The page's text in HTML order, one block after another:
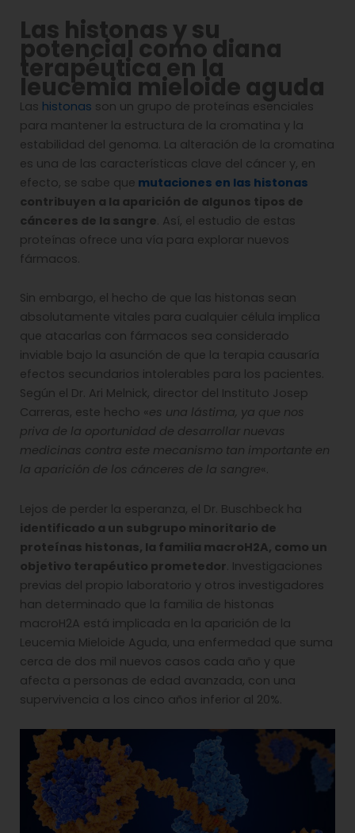
Las histonas y su
potencial como diana
terapéutica en la
leucemia mieloide aguda
Las histonas son un grupo de proteínas esenciales
para mantener la estructura de la cromatina y la
estabilidad del genoma. La alteración de la cromatina
es una de las características clave del cáncer y, en
efecto, se sabe que mutaciones en las histonas
contribuyen a la aparición de algunos tipos de
cánceres de la sangre. Así, el estudio de estas
proteínas ofrece una vía para explorar nuevos
fármacos.
Sin embargo, el hecho de que las histonas sean
absolutamente vitales para cualquier célula implica
que atacarlas con fármacos sea considerado
inviable bajo la asunción de que la terapia causaría
efectos secundarios intolerables para los pacientes.
Según el Dr. Ari Melnick, director del Instituto Josep
Carreras, este hecho «es una lástima, ya que nos
priva de la oportunidad de desarrollar nuevas
medicinas contra este mecanismo tan importante en
la aparición de los cánceres de la sangre«.
Lejos de perder la esperanza, el Dr. Buschbeck ha
identificado a un subgrupo minoritario de
proteínas histonas, la familia macroH2A, como un
objetivo terapéutico prometedor. Investigaciones
previas del propio laboratorio y otros investigadores
han determinado que la familia de histonas
macroH2A está implicada en la aparición de la
Leucemia Mieloide Aguda, una enfermedad que suma
cerca de dos mil nuevos casos cada año y que
afecta a personas de edad avanzada, con una
supervivencia a los cinco años inferior al 20%.